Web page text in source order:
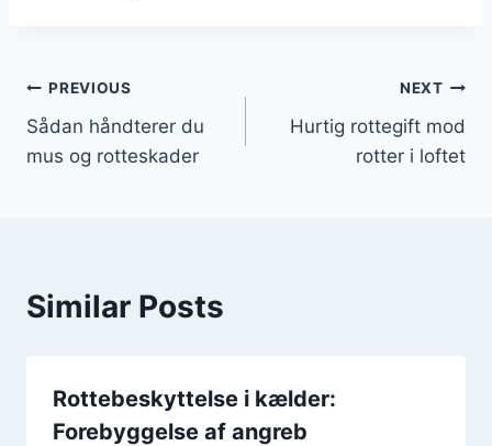
Indlægsnavigation
PREVIOUS
Sådan håndterer du
mus og rotteskader
NEXT
Hurtig rottegift mod
rotter i loftet
Similar Posts
Rottebeskyttelse i kælder:
Forebyggelse af angreb